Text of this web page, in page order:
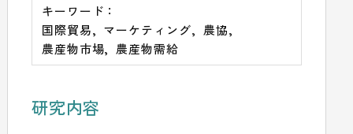
キーワード：
国際貿易
マーケティング
農協
農産物市場
農産物需給
研究内容